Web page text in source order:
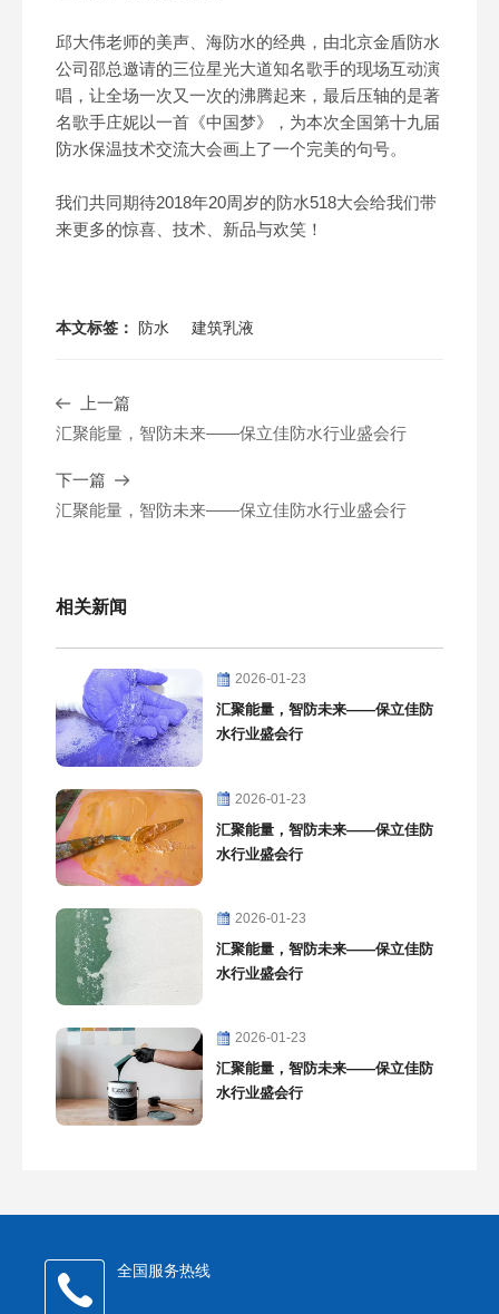
邱大伟老师的美声、海防水的经典，由北京金盾防水
公司邵总邀请的三位星光大道知名歌手的现场互动演
唱，让全场一次又一次的沸腾起来，最后压轴的是著
名歌手庄妮以一首《中国梦》，为本次全国第十九届
防水保温技术交流大会画上了一个完美的句号。
我们共同期待2018年20周岁的防水518大会给我们带
来更多的惊喜、技术、新品与欢笑！
本文标签： 防水 建筑乳液
上一篇
汇聚能量，智防未来——保立佳防水行业盛会行
下一篇
汇聚能量，智防未来——保立佳防水行业盛会行
相关新闻
2026-01-23
汇聚能量，智防未来——保立佳防
水行业盛会行
2026-01-23
汇聚能量，智防未来——保立佳防
水行业盛会行
2026-01-23
汇聚能量，智防未来——保立佳防
水行业盛会行
2026-01-23
汇聚能量，智防未来——保立佳防
水行业盛会行
全国服务热线